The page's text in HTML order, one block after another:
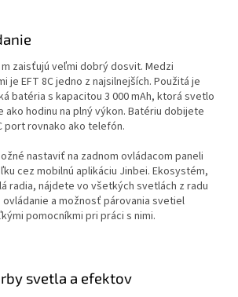
m zaisťujú veľmi dobrý dosvit. Medzi
je EFT 8C jedno z najsilnejších. Použitá je
batéria s kapacitou 3 000 mAh, ktorá svetlo
hodinu na plný výkon. Batériu dobijete
port rovnako ako telefón.
nastaviť na zadnom ovládacom paneli
cez mobilnú aplikáciu Jinbei. Ekosystém,
radia, nájdete vo všetkých svetlách z radu
a možnosť párovania svetiel
pomocníkmi pri práci s nimi.
svetla a efektov